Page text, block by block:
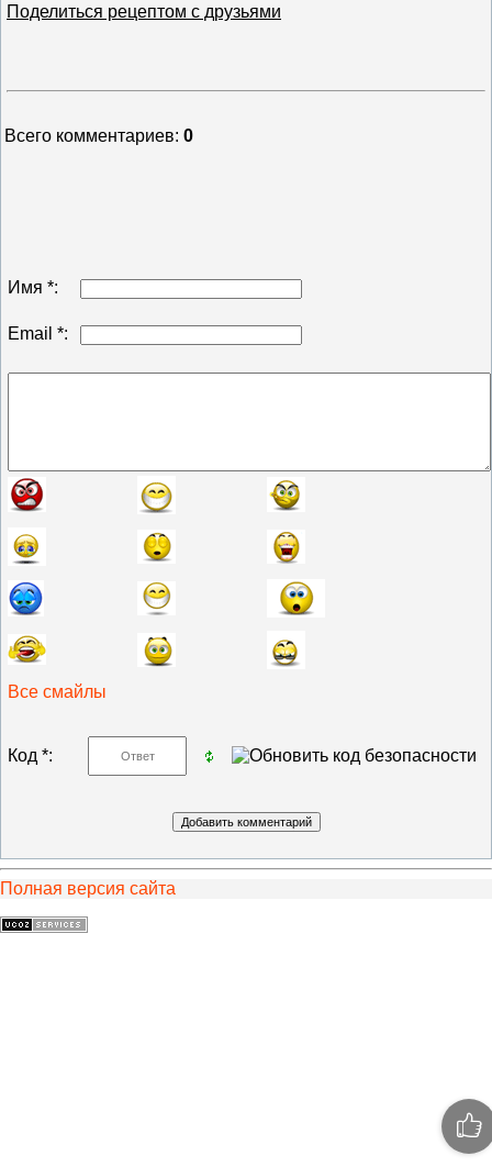
Поделиться рецептом с друзьями
Всего комментариев: 0
Имя *:
Email *:
Все смайлы
Код *:
Полная версия сайта